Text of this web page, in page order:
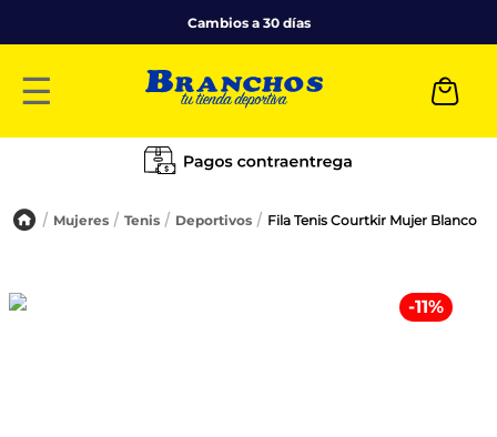
Cambios a 30 días
☰
Mujeres Tenis Deportivos Fila Tenis Courtkir Mujer Blanco
-11%